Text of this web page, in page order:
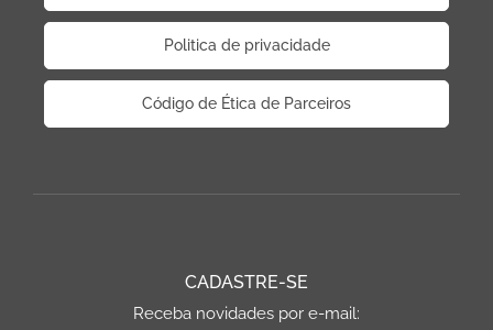
Politica de privacidade
Código de Ética de Parceiros
CADASTRE-SE
Receba novidades por e-mail: